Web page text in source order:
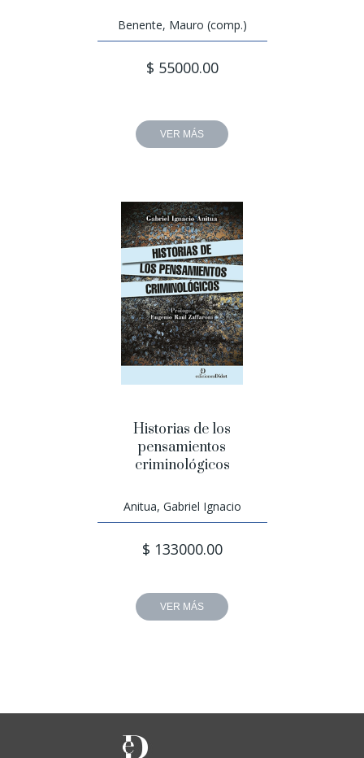
Benente, Mauro (comp.)
$ 55000.00
VER MÁS
Historias de los
pensamientos
criminológicos
Anitua, Gabriel Ignacio
$ 133000.00
VER MÁS